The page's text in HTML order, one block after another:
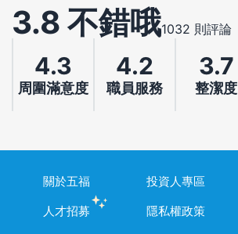
3.8 不錯哦1032 則評論
4.3
周圍滿意度
4.2
職員服務
3.7
整潔度
關於五福 投資人專區
人才招募
隱私權政策